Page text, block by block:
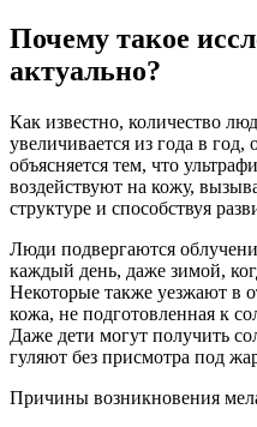
Почему такое
актуально?
Как известно, количество
увеличивается из года в
объясняется тем, что
воздействуют на кожу,
структуре и способствуя
Люди подвергаются
каждый день, даже зимой,
Некоторые также уезжают в
кожа, не подготовленная к
Даже дети могут получить
гуляют без присмотра под
Причины возникновения